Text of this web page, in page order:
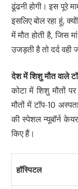
ढूंढनी होगी। इस पूरे
इसलिए बोल रहा हूं,
में मौत होती है, जिस
उजड़ती है तो दर्द वही
देश में शिशु मौत वाले
कोटा में शिशु मौतों
मौतों में टॉप-10
की स्पेशल न्यूबॉर्न
किए हैं।
हॉस्पिटल